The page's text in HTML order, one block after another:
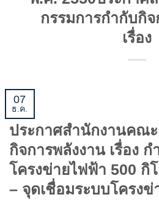
กรรมการกำกับกิ
เรื่อง
07
ธ.ค.
ประกาศสำนักงานคณ
กิจการพลังงาน เรื่อง
โครงข่ายไฟฟ้า 500 กิ
– จุดเชื่อมระบบโครงข่